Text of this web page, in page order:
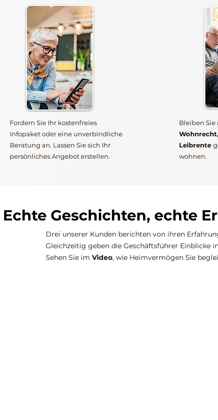
Fordern Sie Ihr kostenfreies
Infopaket oder eine unverbindliche
Beratung an. Lassen Sie sich Ihr
persönliches Angebot erstellen.
Bleiben
Leibrente
wohnen.
Echte Geschichten, echte
Drei unserer Kunden berichten von ihren
Gleichzeitig geben die Geschäftsführer Einblicke
Sehen Sie im Video, wie Heimvermögen Sie